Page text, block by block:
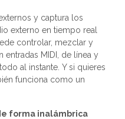
y captura los
externo en tiempo real
controlar, mezclar y
MIDI, de línea y
al instante. Y si quieres
funciona como un
forma inalámbrica